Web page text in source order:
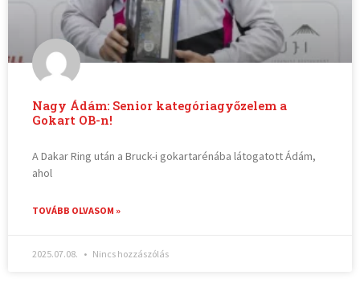
Nagy Ádám: Senior kategóriagyőzelem a
Gokart OB-n!
A Dakar Ring után a Bruck-i gokartarénába látogatott Ádám,
ahol
TOVÁBB OLVASOM »
2025.07.08. Nincs hozzászólás